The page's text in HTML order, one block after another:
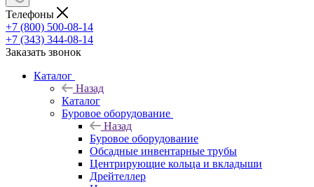
Телефоны
+7 (800) 500-08-14
+7 (343) 344-08-14
Заказать звонок
Каталог
Назад
Каталог
Буровое оборудование
Назад
Буровое оборудование
Обсадные инвентарные трубы
Центрирующие кольца и вкладыши
Дрейтеллер